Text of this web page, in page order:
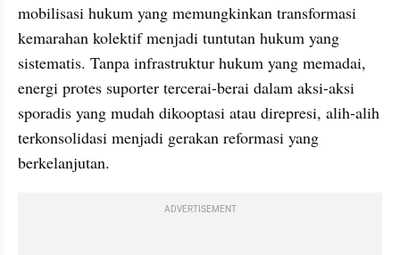
mobilisasi hukum yang memungkinkan transformasi
kemarahan kolektif menjadi tuntutan hukum yang
sistematis. Tanpa infrastruktur hukum yang memadai,
energi protes suporter tercerai-berai dalam aksi-aksi
sporadis yang mudah dikooptasi atau direpresi, alih-alih
terkonsolidasi menjadi gerakan reformasi yang
berkelanjutan.
ADVERTISEMENT